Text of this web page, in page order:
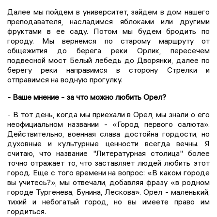
Далее мы пойдем в университет, зайдем в дом нашего
преподавателя, насладимся яблоками или другими
фруктами в ее саду. Потом мы будем бродить по
городу. Мы вернемся по старому маршруту от
общежития до берега реки Орлик, пересечем
подвесной мост Белый лебедь до Дворянки, далее по
берегу реки направимся в сторону Стрелки и
отправимся на водную прогулку.
- Ваше мнение - за что можно любить Орел?
- В тот день, когда мы приехали в Орел, мы знали о его
неофициальном названии - «Город первого салюта».
Действительно, военная слава достойна гордости, но
духовные и культурные ценности всегда вечны. Я
считаю, что название "Литературная столица" более
точно отражает то, что заставляет людей любить этот
город. Еще с того времени на вопрос: «В каком городе
вы учитесь?», мы отвечали, добавляя фразу «в родном
городе Тургенева, Бунина, Лескова». Орел - маленький,
тихий и небогатый город, но вы имеете право им
гордиться.